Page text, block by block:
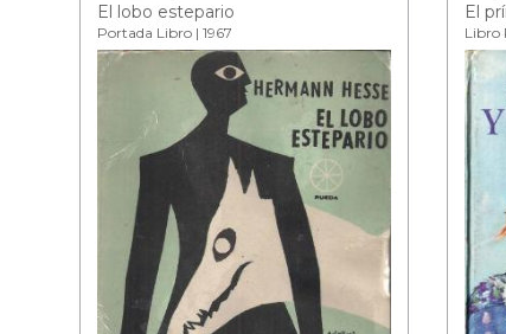
El lobo estepario
Portada Libro | 1967
El
Libro